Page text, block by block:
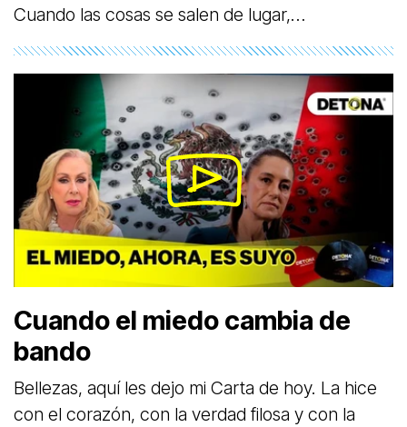
Cuando las cosas se salen de lugar,
no hay ruido, hay principios. La dignidad no se
grita: se ejerce. Y cuando se cruza una línea, el
silencio deja de ser opción. Gracias a quienes
entienden que poner orden también es una
forma de amor propio.
Cuando el miedo cambia de
bando
Bellezas, aquí les dejo mi Carta de hoy. La hice
con el corazón, con la verdad filosa y con la